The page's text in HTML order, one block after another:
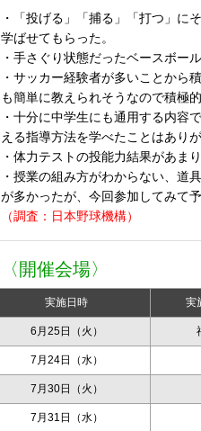
・「投げる」「捕る」「打つ」に
学ばせてもらった。
・手さぐり状態だったベースボー
・サッカー経験者が多いことから
も簡単に教えられそうなので積極
・十分に中学生にも通用する内容
える指導方法を学べたことはありが
・体力テストの投能力結果があま
・授業の組み方がわからない、道
が多かったが、今回参加してみて
（調査：日本野球機構）
〈開催会場〉
実施日時 実
6月25日（火）
7月24日（水）
7月30日（火）
7月31日（水）